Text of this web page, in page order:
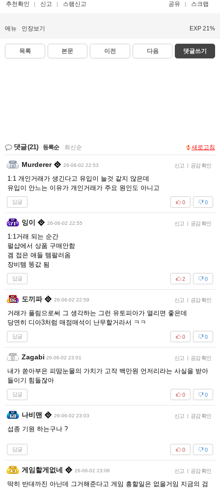
추천확인 신고 스팸신고 공유 스크랩
메뉴 인장보기 EXP 21%
목록 본문 이전 다음 댓글쓰기
댓글(21) 등록순 최신순 새로고침
Murderer 26-06-02 22:53 신고 | 공감 확인
1:1 개인거래가 생긴다고 유입이 늘것 같지 않은데
유입이 안느는 이유가 개인거래가 주요 원인도 아니고
답글 0
0
잉이 26-06-02 22:55 신고 | 공감 확인
1:1거래 되는 순간
펄샵에서 상품 구매안함
겜 접은 애들 템팔러옴
장비템 똥값 됨
답글 0
2
도끼파 26-06-02 22:59 신고 | 공감 확인
거래가 풀림으로써 그 생각하는 그런 유토피아가 열리면 좋은데
당연히 디아3처럼 매점매석이 난무할거라서 ㅋㅋ
답글 0
0
Zagabi 26-06-02 23:01 신고 | 공감 확인
내가 쏟아부은 피땀눈물의 가치가 고작 백만원 언저리라는 사실을 받아
들이기 힘들잖아
답글 0
0
나비맨 26-06-02 23:03 신고 | 공감 확인
섭종 기원 하는구나 ?
답글 0
0
게임할게없네 26-06-02 23:06 신고 | 공감 확인
딱히 반대까진 아닌데 그거해준다고 게임 흥할일은 없을거임 지금의 검